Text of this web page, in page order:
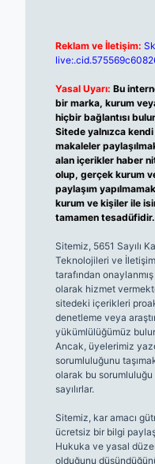
Reklam ve İletişim:
Yasal Uyarı: Bu
bir marka, kurum
hiçbir bağlantısı
Sitede yalnızca kendi
makaleler
alan içerikler haber
olup, gerçek kurum
paylaşım
kurum ve kişiler ile
tamamen tesadüfidir.
Sitemiz, 5651 Sayılı
Teknolojileri ve
tarafından onaylanmış
olarak hizmet
sitedeki içerikleri
denetleme veya
yükümlülüğümüz
Ancak, üyelerimiz
sorumluluğunu
olarak bu
sayılırlar.
Sitemiz, kar amacı
ücretsiz bir bilgi
Hukuka ve yasal
olduğunu